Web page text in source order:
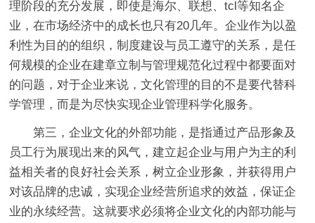
理阶段的充分发展，即使是海尔、联想、tcl等知名企
业，在市场经济中的成长也只有20几年。企业作为以盈
利性为目的的组织，制度建设与员工遵守的关系，是任
何规模的企业在建章立制与管理规范化过程中都要面对
的问题，对于企业来说，文化管理的目的不是要代替科
学管理，而是为尽快实现企业管理科学化服务。
第三，企业文化的外部功能，是指通过产品形象及
员工行为展现出来的风气，建立起企业与用户为主的利
益相关者的良好社会关系，树立企业形象，并获得用户
对该品牌的忠诚，实现企业经营所追求的效益，保证企
业的永续经营。这就要求必须将企业文化的内部功能与